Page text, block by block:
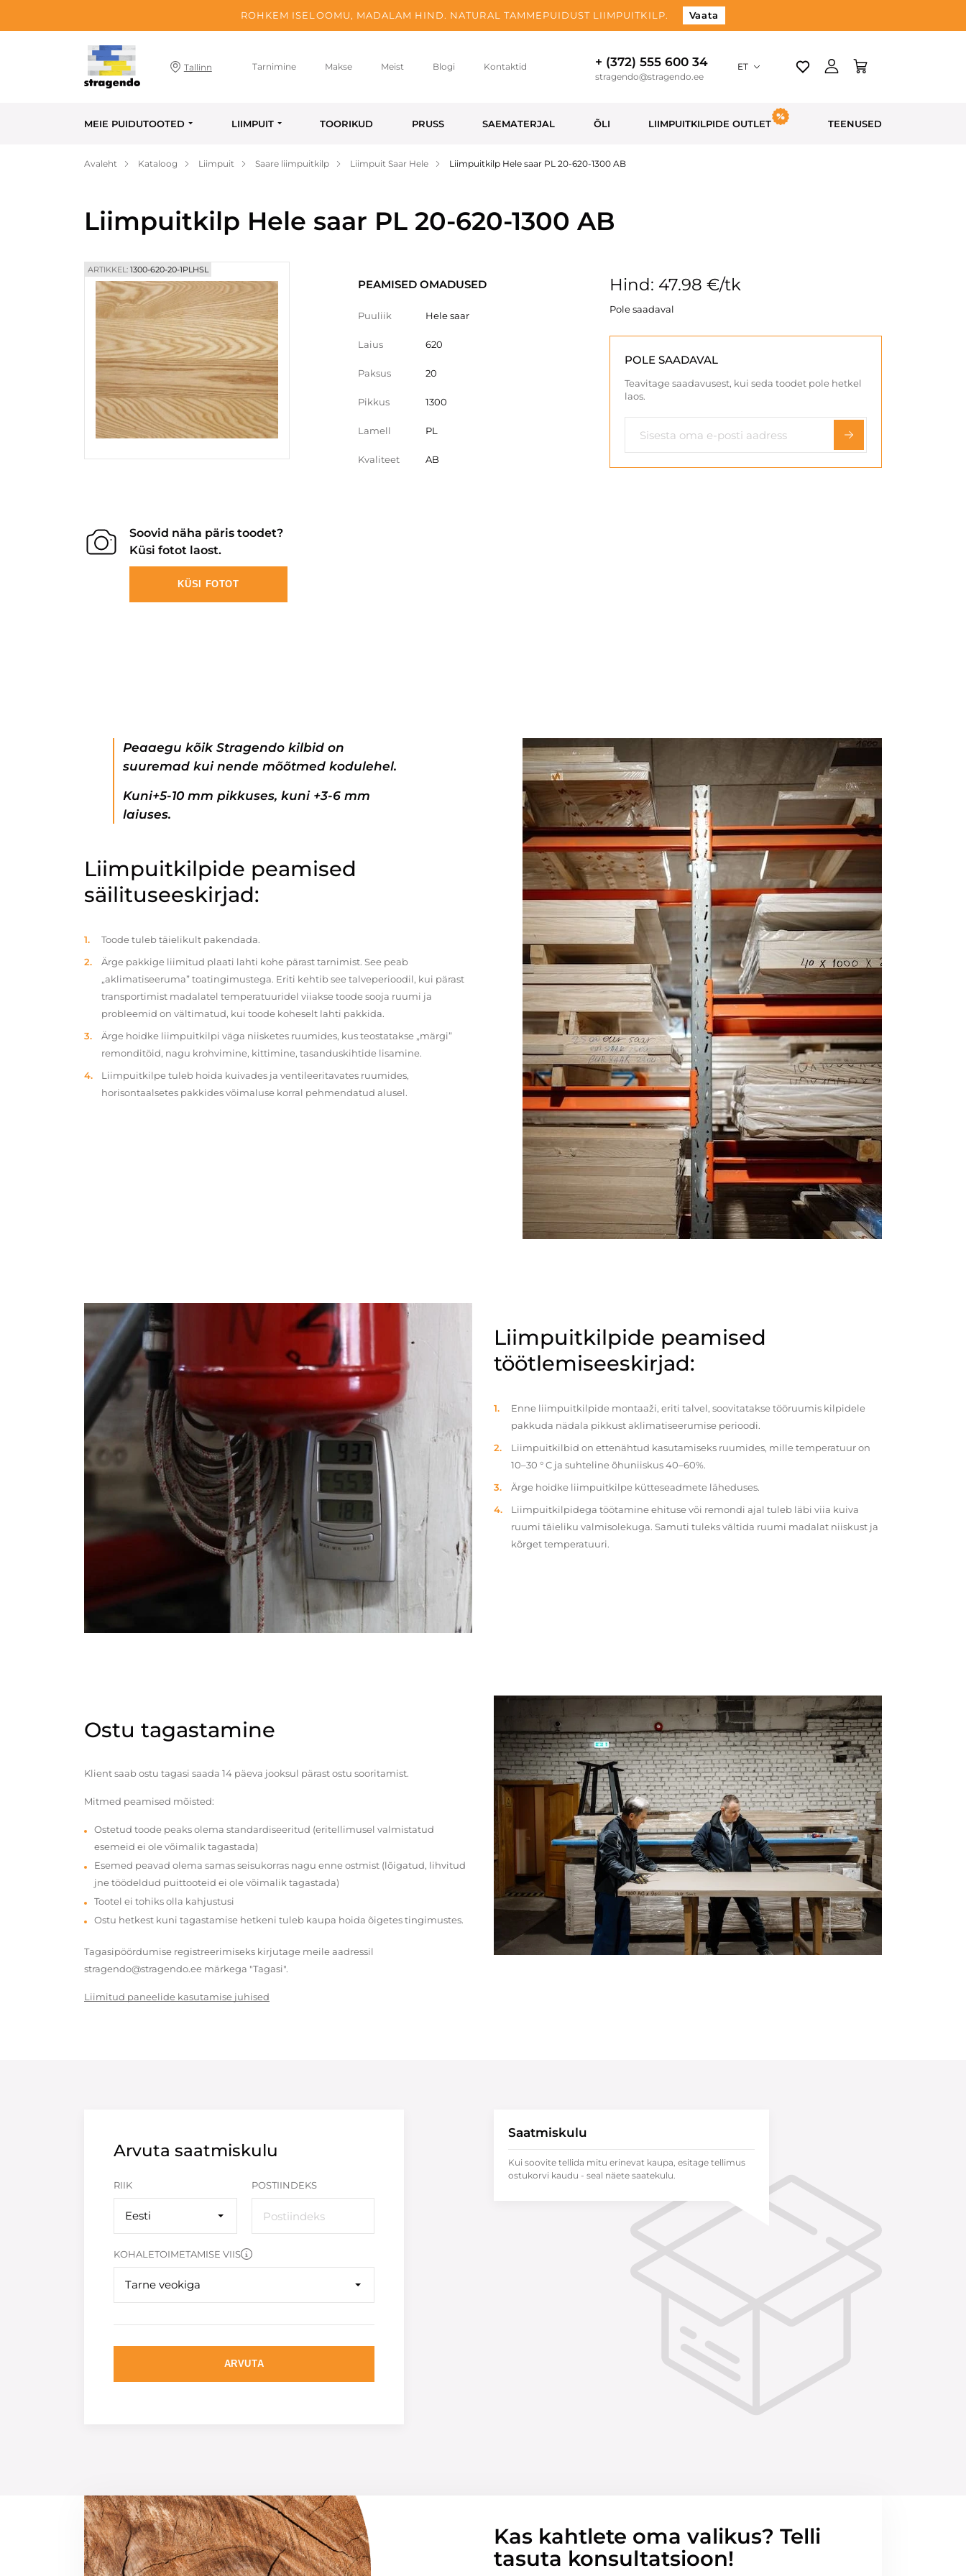
ROHKEM ISELOOMU, MADALAM HIND. NATURAL TAMMEPUIDUST LIIMPUITKILP. Vaata
Tallinn Tarnimine Makse Meist Blogi Kontaktid + (372) 555 600 34
stragendo@stragendo.ee
ET
MEIE PUIDUTOOTED LIIMPUIT TOORIKUD PRUSS SAEMATERJAL ÕLI LIIMPUITKILPIDE OUTLET TEENUSED
Avaleht Kataloog Liimpuit Saare liimpuitkilp Liimpuit Saar Hele Liimpuitkilp Hele saar PL 20-620-1300 AB
Liimpuitkilp Hele saar PL 20-620-1300 AB
ARTIKKEL: 1300-620-20-1PLHSL
PEAMISED OMADUSED
Puuliik Hele saar
Laius 620
Paksus 20
Pikkus 1300
Lamell PL
Kvaliteet AB
Hind: 47.98 €/tk
Pole saadaval
POLE SAADAVAL
Teavitage saadavusest, kui seda toodet pole hetkel
laos.
Soovid näha päris toodet?
Küsi fotot laost.
KÜSI FOTOT
Peaaegu kõik Stragendo kilbid on
suuremad kui nende mõõtmed kodulehel.
Kuni+5-10 mm pikkuses, kuni +3-6 mm
laiuses.
Liimpuitkilpide peamised
säilituseeskirjad:
Toode tuleb täielikult pakendada.
Ärge pakkige liimitud plaati lahti kohe pärast tarnimist. See peab
„aklimatiseeruma” toatingimustega. Eriti kehtib see talveperioodil, kui pärast
transportimist madalatel temperatuuridel viiakse toode sooja ruumi ja
probleemid on vältimatud, kui toode koheselt lahti pakkida.
Ärge hoidke liimpuitkilpi väga niisketes ruumides, kus teostatakse „märgi”
remonditöid, nagu krohvimine, kittimine, tasanduskihtide lisamine.
Liimpuitkilpe tuleb hoida kuivades ja ventileeritavates ruumides,
horisontaalsetes pakkides võimaluse korral pehmendatud alusel.
Liimpuitkilpide peamised
töötlemiseeskirjad:
Enne liimpuitkilpide montaaži, eriti talvel, soovitatakse tööruumis kilpidele
pakkuda nädala pikkust aklimatiseerumise perioodi.
Liimpuitkilbid on ettenähtud kasutamiseks ruumides, mille temperatuur on
10–30 ° C ja suhteline õhuniiskus 40–60%.
Ärge hoidke liimpuitkilpe kütteseadmete läheduses.
Liimpuitkilpidega töötamine ehituse või remondi ajal tuleb läbi viia kuiva
ruumi täieliku valmisolekuga. Samuti tuleks vältida ruumi madalat niiskust ja
kõrget temperatuuri.
Ostu tagastamine
Klient saab ostu tagasi saada 14 päeva jooksul pärast ostu sooritamist.
Mitmed peamised mõisted:
Ostetud toode peaks olema standardiseeritud (eritellimusel valmistatud
esemeid ei ole võimalik tagastada)
Esemed peavad olema samas seisukorras nagu enne ostmist (lõigatud, lihvitud
jne töödeldud puittooteid ei ole võimalik tagastada)
Tootel ei tohiks olla kahjustusi
Ostu hetkest kuni tagastamise hetkeni tuleb kaupa hoida õigetes tingimustes.
Tagasipöördumise registreerimiseks kirjutage meile aadressil
stragendo@stragendo.ee märkega "Tagasi".
Liimitud paneelide kasutamise juhised
Arvuta saatmiskulu
RIIK
Eesti
POSTIINDEKS
KOHALETOIMETAMISE VIIS
Tarne veokiga
ARVUTA
Saatmiskulu
Kui soovite tellida mitu erinevat kaupa, esitage tellimus
ostukorvi kaudu - seal näete saatekulu.
Kas kahtlete oma valikus? Telli
tasuta konsultatsioon!